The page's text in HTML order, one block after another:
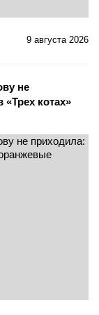
9 августа 2026
не
котах»